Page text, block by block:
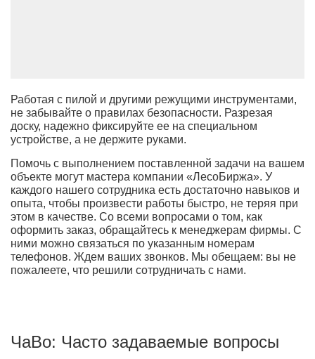
Работая с пилой и другими режущими инструментами,
не забывайте о правилах безопасности. Разрезая
доску, надежно фиксируйте ее на специальном
устройстве, а не держите руками.
Помочь с выполнением поставленной задачи на вашем
объекте могут мастера компании «ЛесоБиржа». У
каждого нашего сотрудника есть достаточно навыков и
опыта, чтобы произвести работы быстро, не теряя при
этом в качестве. Со всеми вопросами о том, как
оформить заказ, обращайтесь к менеджерам фирмы. С
ними можно связаться по указанным номерам
телефонов. Ждем ваших звонков. Мы обещаем: вы не
пожалеете, что решили сотрудничать с нами.
ЧаВо: Часто задаваемые вопросы